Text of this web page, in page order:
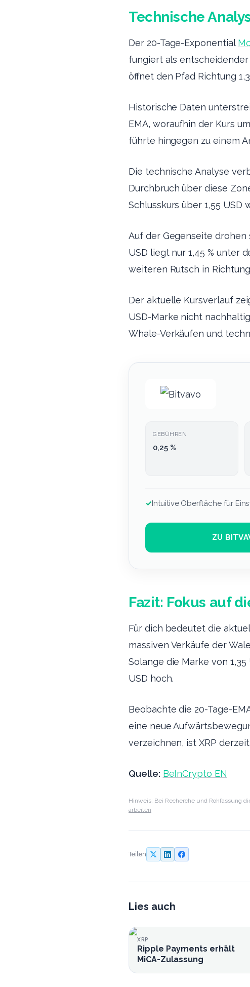
Technische
Der 20-Tage-Exponential
fungiert als entscheidender
öffnet den Pfad Richtung
Historische Daten
EMA, woraufhin der Kurs
führte hingegen zu einem
Die technische Analyse
Durchbruch über diese
Schlusskurs über 1,55 USD
Auf der Gegenseite drohen
USD liegt nur 1,45 % unter
weiteren Rutsch in
Der aktuelle Kursverlauf
USD-Marke nicht
Whale-Verkäufen und
GEBÜHREN
0,25 %
✓Intuitive Oberfläche für
ZU
Fazit: Fokus auf
Für dich bedeutet die
massiven Verkäufe der
Solange die Marke von
USD hoch.
Beobachte die 20-Tage-
eine neue
verzeichnen, ist XRP
Quelle: BeInCrypto EN
Hinweis: Bei Recherche und Rohfassung
arbeiten
Teilen
Lies auch
XRP
Ripple Payments erhält
MiCA-Zulassung